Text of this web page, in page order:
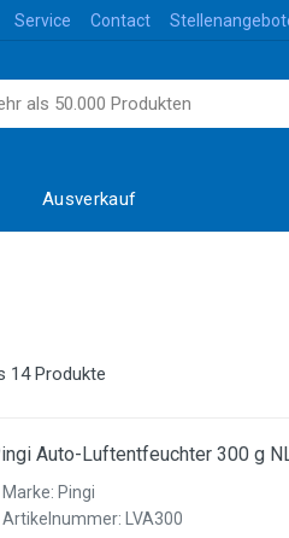
Service Contact
Ausverkauf
14 Produkte
Auto-Luftentfeuchter 300 g
Marke: Pingi
Artikelnummer: LVA300